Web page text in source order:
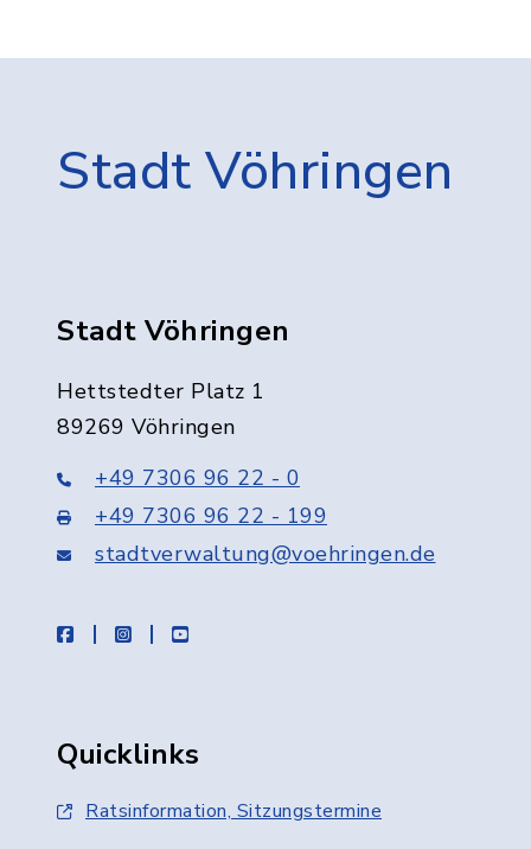
Stadt Vöhringen
Stadt Vöhringen
Hettstedter Platz 1
89269 Vöhringen
+49 7306 96 22 - 0
+49 7306 96 22 - 199
stadtverwaltung@voehringen.de
facebookinstagramyoutube
Quicklinks
Ratsinformation, Sitzungstermine